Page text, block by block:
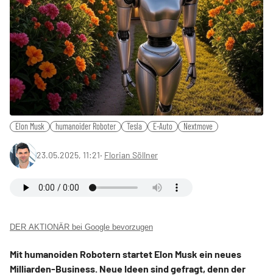
Elon Musk humanoider Roboter Tesla E-Auto Nextmove
23.05.2025, 11:21‧ Florian Söllner
DER AKTIONÄR bei Google bevorzugen
Mit humanoiden Robotern startet Elon Musk ein neues
Milliarden-Business. Neue Ideen sind gefragt, denn der